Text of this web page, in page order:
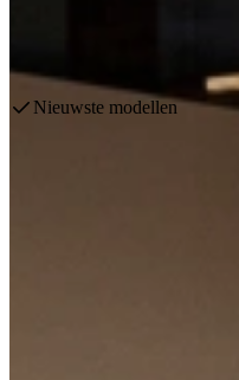
Profiteer van exclusieve
Bekijk producten
Nieuwste modellen
Duitse A-Merken